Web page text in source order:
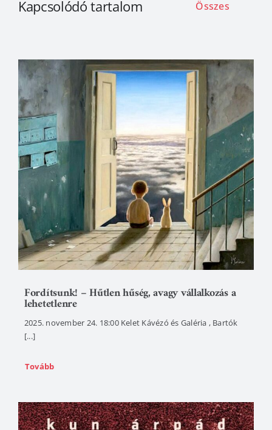
Kapcsolódó tartalom Összes
Fordítsunk! – Hűtlen hűség, avagy vállalkozás a
lehetetlenre
2025. november 24. 18:00 Kelet Kávézó és Galéria , Bartók
[...]
Tovább